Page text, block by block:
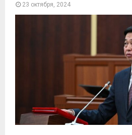
23 октября, 2024